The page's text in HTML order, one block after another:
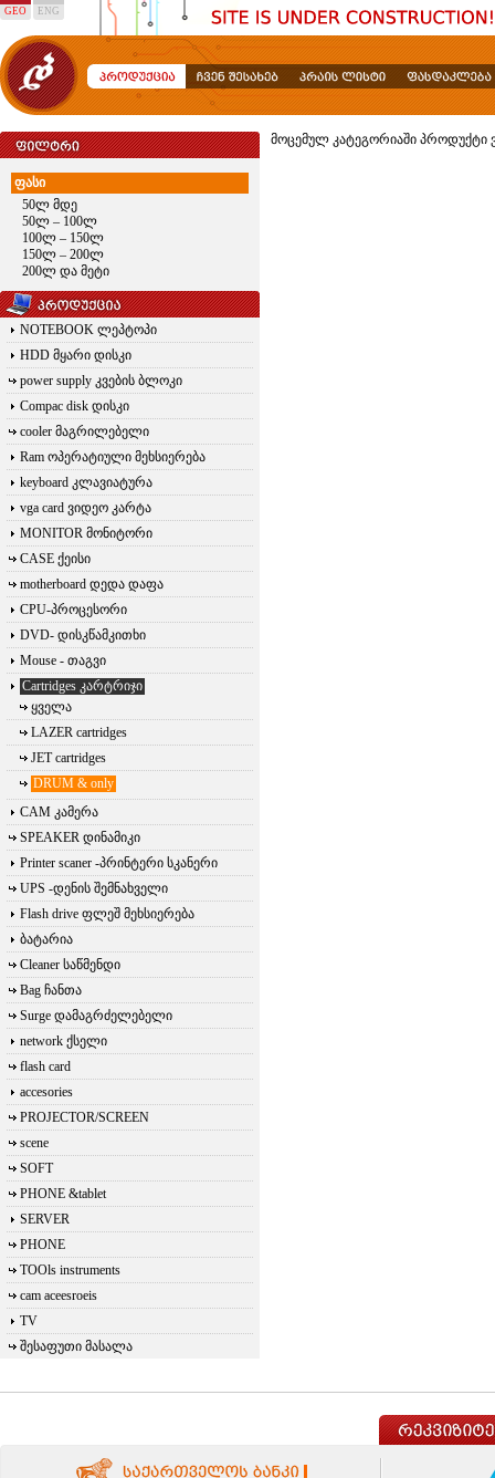
GEO ENG
ფასი
50ლ მდე
50ლ – 100ლ
100ლ – 150ლ
150ლ – 200ლ
200ლ და მეტი
NOTEBOOK ლეპტოპი
HDD მყარი დისკი
power supply კვების ბლოკი
Compac disk დისკი
cooler მაგრილებელი
Ram ოპერატიული მეხსიერება
keyboard კლავიატურა
vga card ვიდეო კარტა
MONITOR მონიტორი
CASE ქეისი
motherboard დედა დაფა
CPU-პროცესორი
DVD- დისკწამკითხი
Mouse - თაგვი
Cartridges კარტრიჯი
ყველა
LAZER cartridges
JET cartridges
DRUM & only
CAM კამერა
SPEAKER დინამიკი
Printer scaner -პრინტერი სკანერი
UPS -დენის შემნახველი
Flash drive ფლეშ მეხსიერება
ბატარია
Cleaner საწმენდი
Bag ჩანთა
Surge დამაგრძელებელი
network ქსელი
flash card
accesories
PROJECTOR/SCREEN
scene
SOFT
PHONE &tablet
SERVER
PHONE
TOOls instruments
cam aceesroeis
TV
შესაფუთი მასალა
მოცემულ კატეგორიაში პროდუქტი